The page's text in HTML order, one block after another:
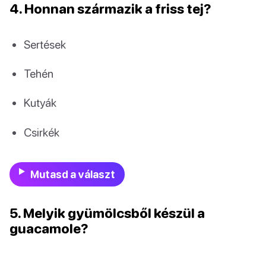
4. Honnan származik a friss tej?
Sertések
Tehén
Kutyák
Csirkék
Mutasd a választ
5. Melyik gyümölcsből készül a
guacamole?